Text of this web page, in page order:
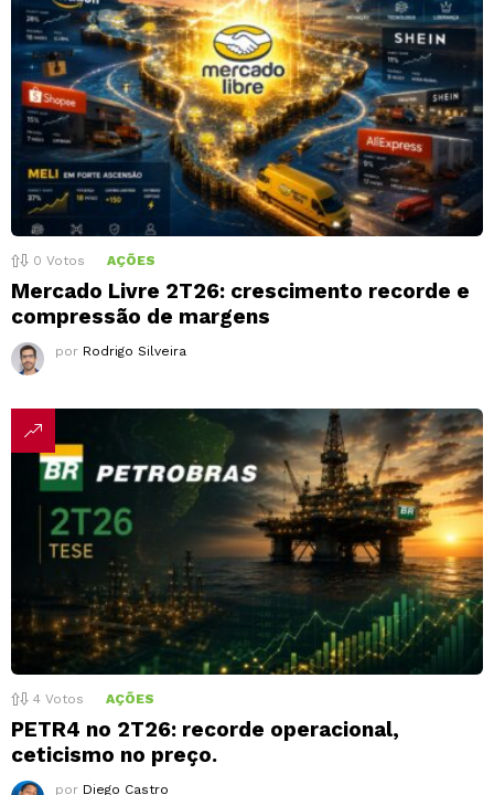
0 Votos AÇÕES
Mercado Livre 2T26: crescimento recorde e
compressão de margens
por Rodrigo Silveira
4 Votos AÇÕES
PETR4 no 2T26: recorde operacional,
ceticismo no preço.
por Diego Castro